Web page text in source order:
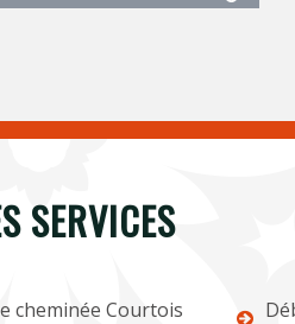
SERVICES
cheminée Courtois